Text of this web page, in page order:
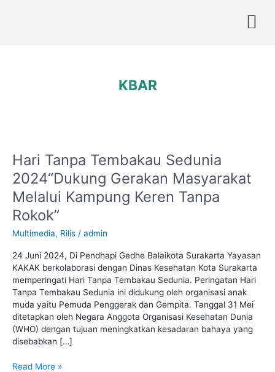
KBAR
Hari Tanpa Tembakau Sedunia
2024“Dukung Gerakan Masyarakat
Melalui Kampung Keren Tanpa
Rokok”
Multimedia, Rilis / admin
24 Juni 2024, Di Pendhapi Gedhe Balaikota Surakarta Yayasan
KAKAK berkolaborasi dengan Dinas Kesehatan Kota Surakarta
memperingati Hari Tanpa Tembakau Sedunia. Peringatan Hari
Tanpa Tembakau Sedunia ini didukung oleh organisasi anak
muda yaitu Pemuda Penggerak dan Gempita. Tanggal 31 Mei
ditetapkan oleh Negara Anggota Organisasi Kesehatan Dunia
(WHO) dengan tujuan meningkatkan kesadaran bahaya yang
disebabkan […]
Hari
Tanpa
Tembakau
Sedunia
2024“Dukung
Gerakan
Masyarakat
Kampung
Keren
Tanpa
Rokok”
Read More »